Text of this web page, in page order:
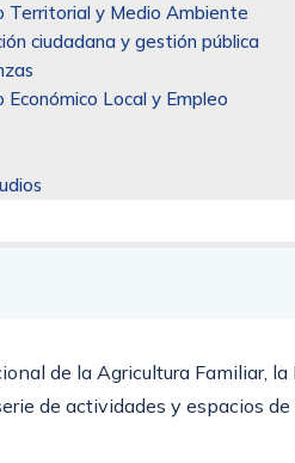
Territorial y Medio Ambiente
ciudadana y gestión pública
Económico Local y Empleo
de la Agricultura Familiar,
de actividades y espacios